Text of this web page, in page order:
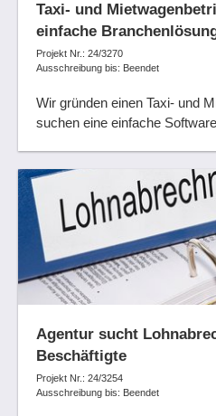
Taxi- und
einfache
Projekt Nr.: 24/3270
Ausschreibung bis: Beendet
Wir gründen einen Taxi- und
suchen eine einfache
Agentur sucht
Beschäftigte
Projekt Nr.: 24/3254
Ausschreibung bis: Beendet